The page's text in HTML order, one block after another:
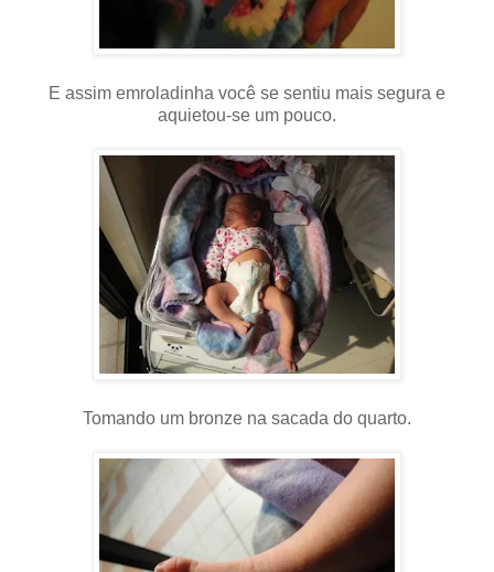
E assim emroladinha você se sentiu mais segura e
aquietou-se um pouco.
Tomando um bronze na sacada do quarto.